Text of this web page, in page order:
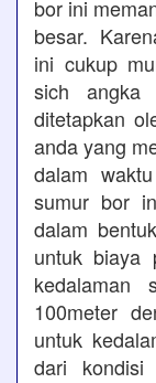
bor ini
besar.
ini cukup
sich angka
ditetapkan
anda yang
dalam
sumur bor
dalam
untuk biaya
100meter
untuk
dari kondisi